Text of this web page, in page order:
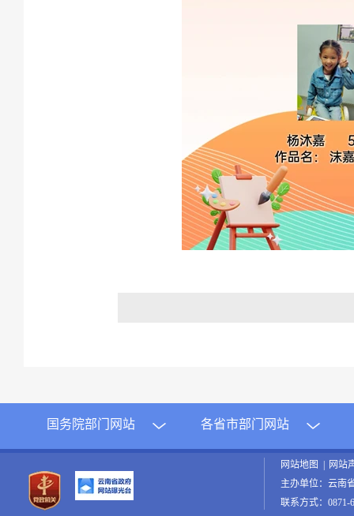
国务院部门网站 各省市部门网站
网站地图 | 网站
主办单位：云南
联系方式：0871-